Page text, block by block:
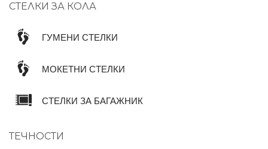
СТЕЛКИ ЗА КОЛА
ГУМЕНИ СТЕЛКИ
МОКЕТНИ СТЕЛКИ
СТЕЛКИ ЗА БАГАЖНИК
ТЕЧНОСТИ